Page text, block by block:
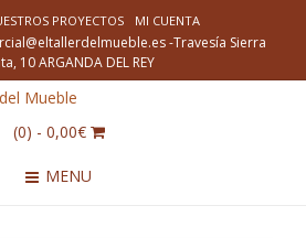
PROYECTOS MI CUENTA
-Travesía Sierra
10 ARGANDA DEL REY
(0) - 0,00€
MENU